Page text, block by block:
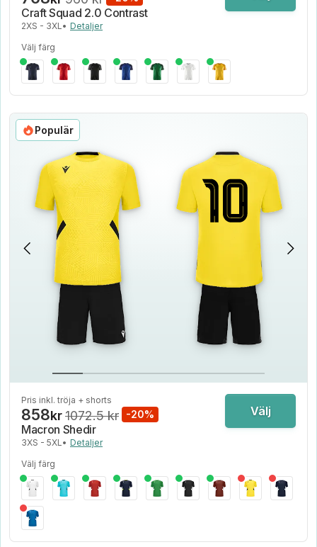
Craft Squad 2.0 Contrast
2XS - 3XL• Detaljer
Välj färg
Populär
Pris inkl. tröja + shorts
858kr1072.5 kr -20%
Macron Shedir
3XS - 5XL• Detaljer
Välj
Välj färg